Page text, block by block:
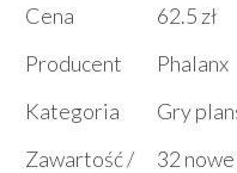
Cena
62.5 zł
Producent
Phalanx
Kategoria
Gry
Zawartość /
32